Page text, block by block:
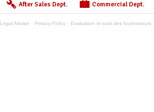
After Sales Dept. Commercial Dept.
Legal Advise Privacy Policy Evaluation et suivi des fournisseurs